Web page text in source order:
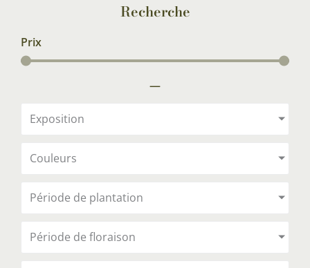
Recherche
Prix
—
Exposition
Couleurs
Période de plantation
Période de floraison